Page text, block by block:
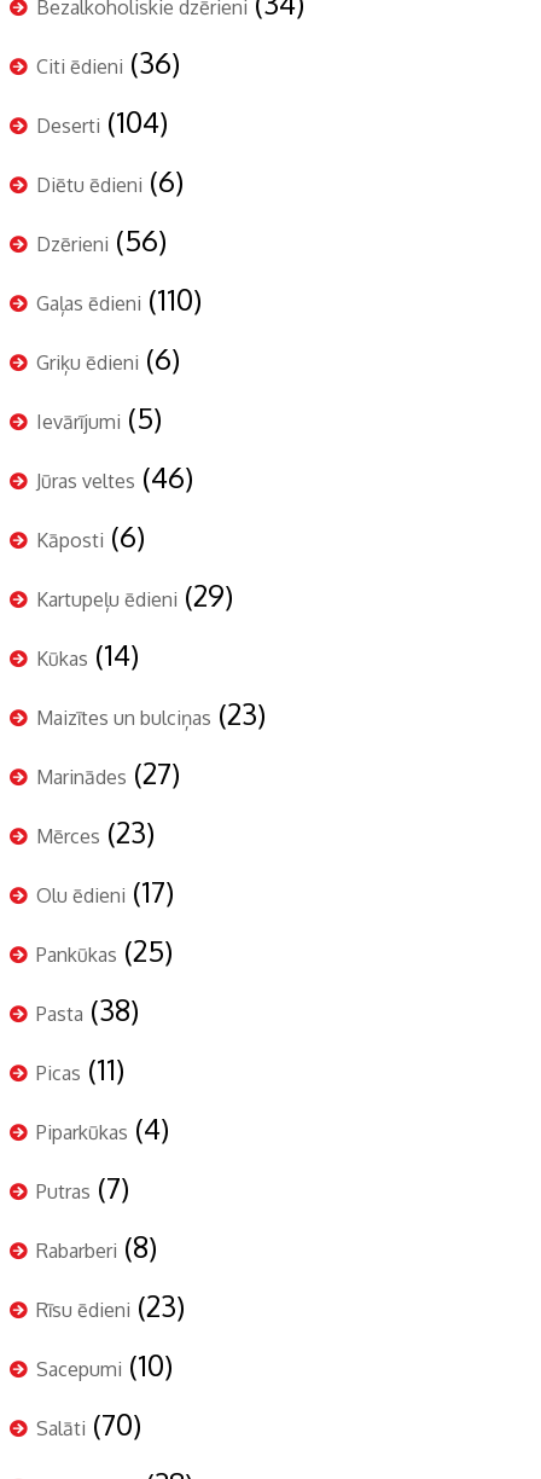
Bezalkoholiskie dzērieni
Citi ēdieni (36)
Deserti (104)
Diētu ēdieni (6)
Dzērieni (56)
Gaļas ēdieni (110)
Griķu ēdieni (6)
Ievārījumi (5)
Jūras veltes (46)
Kāposti (6)
Kartupeļu ēdieni (29)
Kūkas (14)
Maizītes un bulciņas (23)
Marinādes (27)
Mērces (23)
Olu ēdieni (17)
Pankūkas (25)
Pasta (38)
Picas (11)
Piparkūkas (4)
Putras (7)
Rabarberi (8)
Rīsu ēdieni (23)
Sacepumi (10)
Salāti (70)